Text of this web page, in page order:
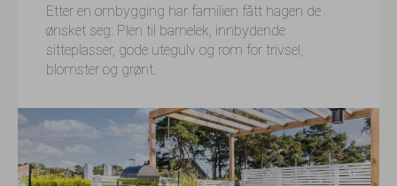
Etter en ombygging har familien fått hagen de
ønsket seg: Plen til barnelek, innbydende
sitteplasser, gode utegulv og rom for trivsel,
blomster og grønt.